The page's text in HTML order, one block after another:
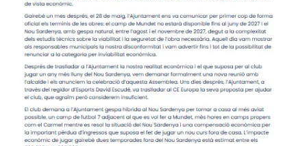
Experiència
Alguns
components
tècnics del
emmagatzemen
dades en el seu
dispositiu que
permeten que el